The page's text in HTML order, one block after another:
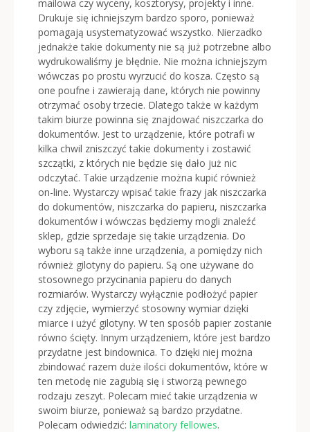
mailowa czy wyceny, kosztorysy, projekty i inne.
Drukuje się ichniejszym bardzo sporo, ponieważ
pomagają usystematyzować wszystko. Nierzadko
jednakże takie dokumenty nie są już potrzebne albo
wydrukowaliśmy je błędnie. Nie można ichniejszym
wówczas po prostu wyrzucić do kosza. Często są
one poufne i zawierają dane, których nie powinny
otrzymać osoby trzecie. Dlatego także w każdym
takim biurze powinna się znajdować niszczarka do
dokumentów. Jest to urządzenie, które potrafi w
kilka chwil zniszczyć takie dokumenty i zostawić
szczątki, z których nie będzie się dało już nic
odczytać. Takie urządzenie można kupić również
on-line. Wystarczy wpisać takie frazy jak niszczarka
do dokumentów, niszczarka do papieru, niszczarka
dokumentów i wówczas będziemy mogli znaleźć
sklep, gdzie sprzedaje się takie urządzenia. Do
wyboru są także inne urządzenia, a pomiędzy nich
również gilotyny do papieru. Są one używane do
stosownego przycinania papieru do danych
rozmiarów. Wystarczy wyłącznie podłożyć papier
czy zdjęcie, wymierzyć stosowny wymiar dzięki
miarce i użyć gilotyny. W ten sposób papier zostanie
równo ścięty. Innym urządzeniem, które jest bardzo
przydatne jest bindownica. To dzięki niej można
zbindować razem duże ilości dokumentów, które w
ten metodę nie zagubią się i stworzą pewnego
rodzaju zeszyt. Polecam mieć takie urządzenia w
swoim biurze, ponieważ są bardzo przydatne.
Polecam odwiedzić: laminatory fellowes.